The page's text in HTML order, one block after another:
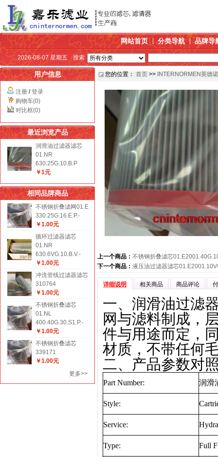
网站首页 分类导航 品牌导
2026-08-07 星期五 搜索
用户信息
注册 /登录
购物车(0)
对比框(0)
最近浏览产品
润滑油过滤器滤芯
01.NR
630.25G.10.B.P
￥1元
相同品牌商品
不锈钢折叠滤网01.E
330.25G.16.E.P.-
￥1.00元
循环过滤器滤芯
01.NR
630.6VG.10.B.V.-
￥1.00元
冲洗管线过滤器滤芯
310764
￥1.00元
不锈钢折叠滤芯
01.NL
400.40G.30.S1.P.-
￥1.00元
不锈钢折叠滤芯
339171
￥1.00元
更多>>
您的位置： 首页 >> INTERNORMEN英德
上一个商品： 不锈钢折叠滤芯
下一个商品： 液压油过滤器滤芯
详细说明 相关商品 商品评论
一、润滑油过滤
网与滤料制成，
件与用途而定，
材质，不带任何
二、产品参数对
Part Number: 润滑
Style:
Service:
Type: Full